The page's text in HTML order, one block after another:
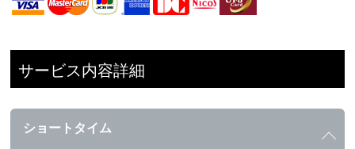
サービス内容詳細
ショートタイム